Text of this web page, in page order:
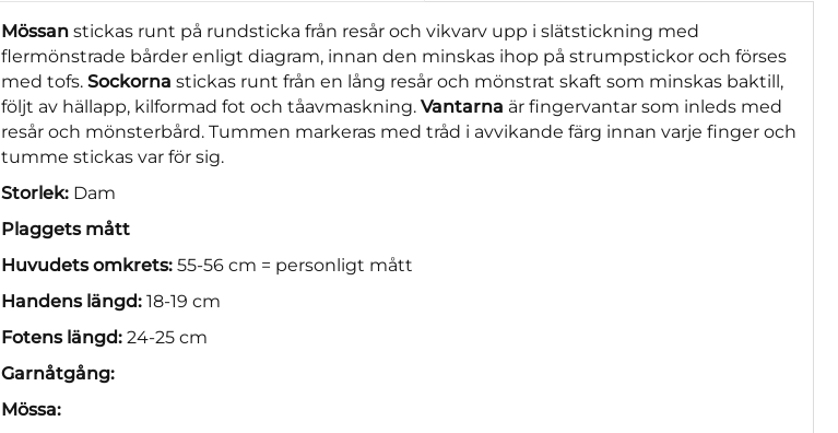
Mössan stickas runt på rundsticka från resår och vikvarv upp i slätstickning med
flermönstrade bårder enligt diagram, innan den minskas ihop på strumpstickor och förses
med tofs. Sockorna stickas runt från en lång resår och mönstrat skaft som minskas baktill,
följt av hällapp, kilformad fot och tåavmaskning. Vantarna är fingervantar som inleds med
resår och mönsterbård. Tummen markeras med tråd i avvikande färg innan varje finger och
tumme stickas var för sig.
Storlek: Dam
Plaggets mått
Huvudets omkrets: 55-56 cm = personligt mått
Handens längd: 18-19 cm
Fotens längd: 24-25 cm
Garnåtgång:
Mössa: